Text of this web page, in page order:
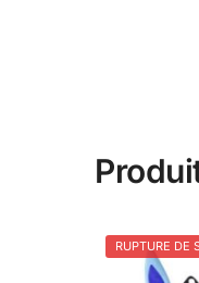
RUPTURE DE